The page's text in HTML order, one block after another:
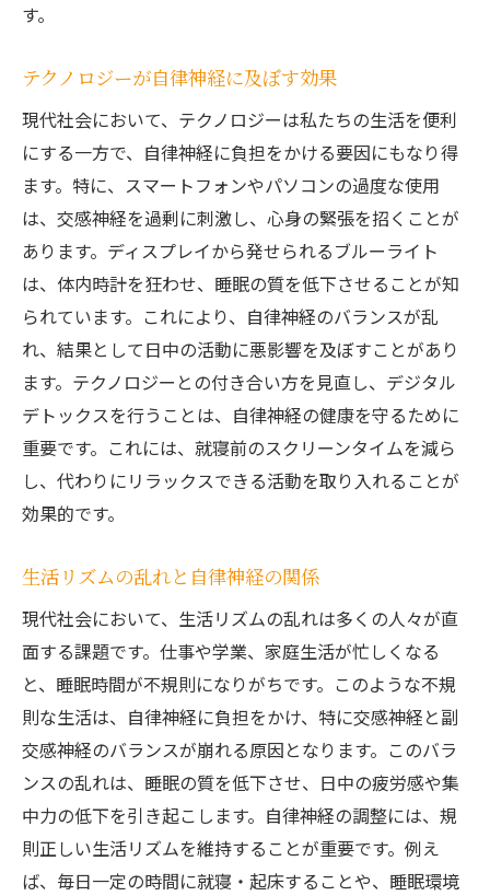
す。
テクノロジーが自律神経に及ぼす効果
現代社会において、テクノロジーは私たちの生活を便利
にする一方で、自律神経に負担をかける要因にもなり得
ます。特に、スマートフォンやパソコンの過度な使用
は、交感神経を過剰に刺激し、心身の緊張を招くことが
あります。ディスプレイから発せられるブルーライト
は、体内時計を狂わせ、睡眠の質を低下させることが知
られています。これにより、自律神経のバランスが乱
れ、結果として日中の活動に悪影響を及ぼすことがあり
ます。テクノロジーとの付き合い方を見直し、デジタル
デトックスを行うことは、自律神経の健康を守るために
重要です。これには、就寝前のスクリーンタイムを減ら
し、代わりにリラックスできる活動を取り入れることが
効果的です。
生活リズムの乱れと自律神経の関係
現代社会において、生活リズムの乱れは多くの人々が直
面する課題です。仕事や学業、家庭生活が忙しくなる
と、睡眠時間が不規則になりがちです。このような不規
則な生活は、自律神経に負担をかけ、特に交感神経と副
交感神経のバランスが崩れる原因となります。このバラ
ンスの乱れは、睡眠の質を低下させ、日中の疲労感や集
中力の低下を引き起こします。自律神経の調整には、規
則正しい生活リズムを維持することが重要です。例え
ば、毎日一定の時間に就寝・起床することや、睡眠環境